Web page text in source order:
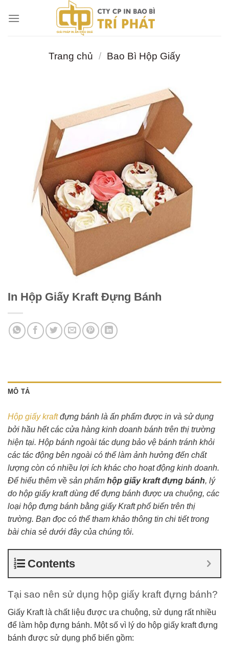
đến
Trang chủ / Bao Bì Hộp Giấy
In Hộp Giấy Kraft Đựng Bánh
MÔ TẢ
Hộp giấy kraftđựng bánh là ấn phẩm được in và sử dụng
bởi hầu hết các cửa hàng kinh doanh bánh trên thị trường
hiện tại. Hộp bánh ngoài tác dụng bảo vệ bánh tránh khỏi
các tác động bên ngoài có thể làm ảnh hưởng đến chất
lượng còn có nhiều lợi ích khác cho hoạt động kinh doanh.
Để hiểu thêm về sản phẩm hộp giấy kraft đựng bánh, lý
do hộp giấy kraft dùng để đựng bánh được ưa chuộng, các
loại hộp đựng bánh bằng giấy Kraft phổ biến trên thị
trường. Bạn đọc có thể tham khảo thông tin chi tiết trong
bài chia sẻ dưới đây của chúng tôi.
Contents
Tại sao nên sử dụng hộp giấy kraft đựng bánh?
Giấy Kraft là chất liệu được ưa chuộng, sử dụng rất nhiều
để làm hộp đựng bánh. Một số vì lý do hộp giấy kraft đựng
bánh được sử dụng phổ biến gồm: